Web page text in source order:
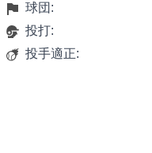
球団:
投打:
投手適正: